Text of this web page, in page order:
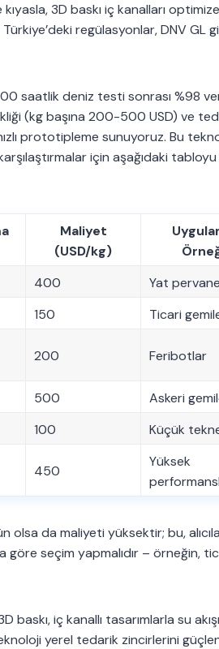
3D baskı iç kanalları
regülasyonlar, DNV GL
saatlik deniz testi sonrası %98
(kg başına 200-500 USD) ve
prototipleme sunuyoruz. Bu
için aşağıdaki tabloyu
Maliyet
(USD/kg)
400
Yat
150
Ticari
200 Feribotlar
500
Askeri
100 Küçük
450
Yüksek
olsa da maliyeti yüksektir; bu,
göre seçim yapmalıdır – örneğin,
iç kanallı tasarımlarla su
yerel tedarik zincirlerini